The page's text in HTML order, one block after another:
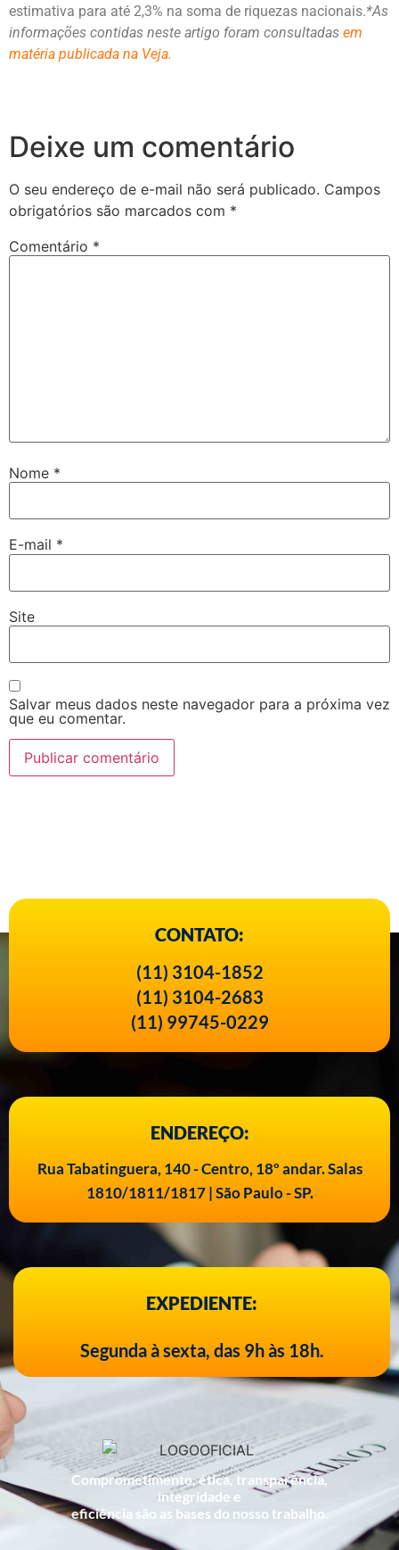
estimativa para até 2,3% na soma de riquezas nacionais.*As
informações contidas neste artigo foram consultadas em
matéria publicada na Veja.
Deixe um comentário
O seu endereço de e-mail não será publicado. Campos
obrigatórios são marcados com *
Comentário *
Nome *
E-mail *
Site
Salvar meus dados neste navegador para a próxima vez
que eu comentar.
CONTATO:
(11) 3104-1852
(11) 3104-2683
(11) 99745-0229
ENDEREÇO:
Rua Tabatinguera, 140 - Centro, 18º andar. Salas
1810/1811/1817 | São Paulo - SP.
EXPEDIENTE:
Segunda à sexta, das 9h às 18h.
Comprometimento, ética, transparência,
integridade e
eficiência são as bases do nosso trabalho.